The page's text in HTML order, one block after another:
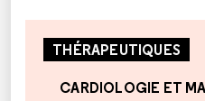
THÉRAPEUTIQUES
CARDIOLOGIE ET